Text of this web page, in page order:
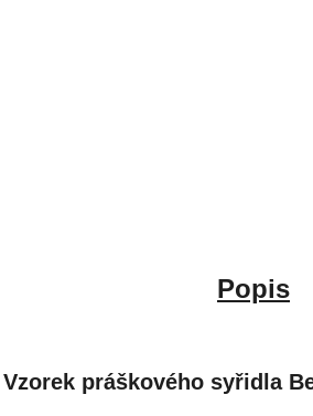
Popis
Vzorek práškového syřidla